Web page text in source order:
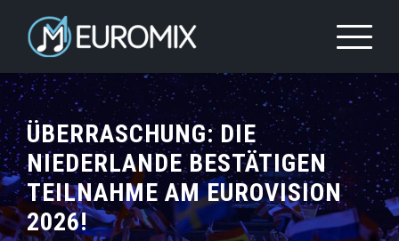
ÜBERRASCHUNG: DIE
NIEDERLANDE BESTÄTIGEN
TEILNAHME AM EUROVISION
2026!